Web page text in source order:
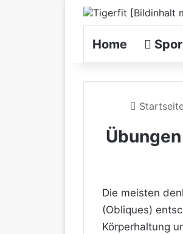
Home
Die meisten
(Obliques)
Körperhaltung